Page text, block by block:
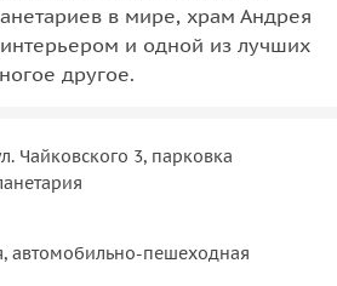
в мире, храм Андрея
и одной из лучших
другое.
Чайковского 3, парковка
автомобильно-пешеходная